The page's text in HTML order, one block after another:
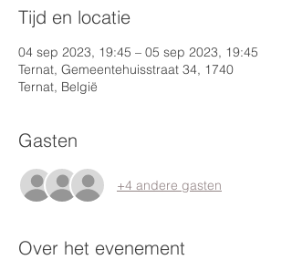
Tijd en locatie
04 sep 2023, 19:45 – 05 sep 2023, 19:45
Ternat, Gemeentehuisstraat 34, 1740
Ternat, België
Gasten
+4 andere gasten
Over het evenement